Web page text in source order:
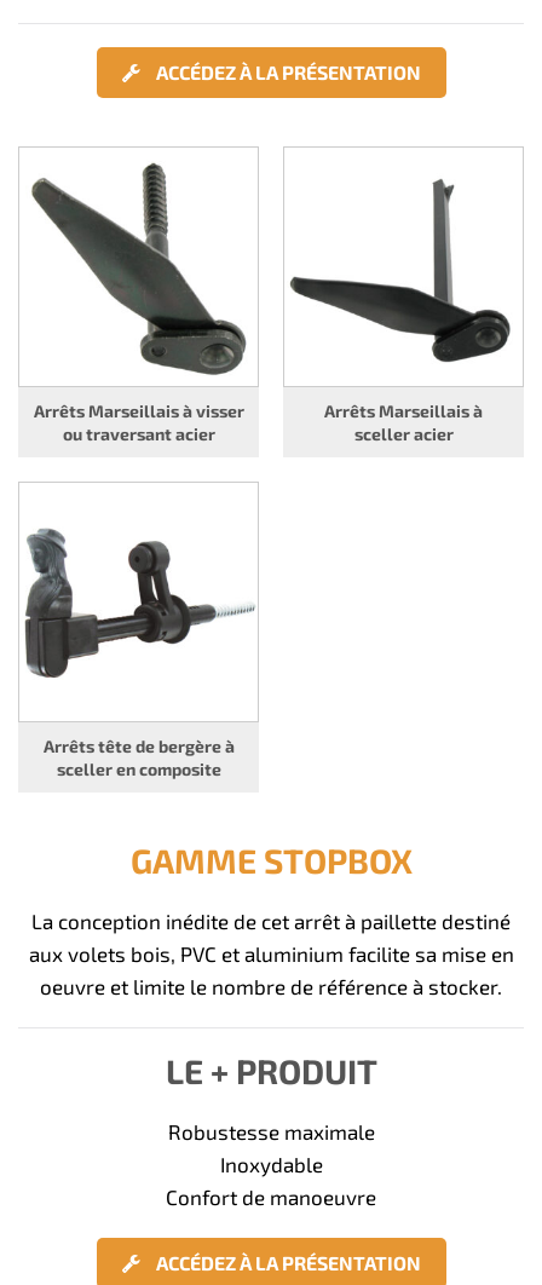
ACCÉDEZ À LA PRÉSENTATION
Arrêts Marseillais à visser
ou traversant acier
Arrêts Marseillais à
sceller acier
Arrêts tête de bergère à
sceller en composite
GAMME STOPBOX
La conception inédite de cet arrêt à paillette destiné
aux volets bois, PVC et aluminium facilite sa mise en
oeuvre et limite le nombre de référence à stocker.
LE + PRODUIT
Robustesse maximale
Inoxydable
Confort de manoeuvre
ACCÉDEZ À LA PRÉSENTATION